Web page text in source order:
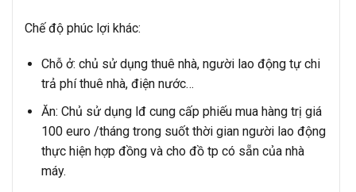
Chế độ phúc lợi khác:
Chỗ ở: chủ sử dụng thuê nhà, người lao động tự chi
trả phí thuê nhà, điện nước…
Ăn: Chủ sử dụng lđ cung cấp phiếu mua hàng trị giá
100 euro /tháng trong suốt thời gian người lao động
thực hiện hợp đồng và cho đồ tp có sẵn của nhà
máy.